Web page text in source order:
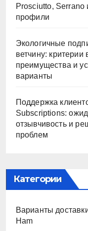
Prosciutto, Serrano
профили
Экологичные
ветчину: критерии
преимущества и
варианты
Поддержка
Subscriptions:
отзывчивость и
проблем
Категории
Варианты
Ham